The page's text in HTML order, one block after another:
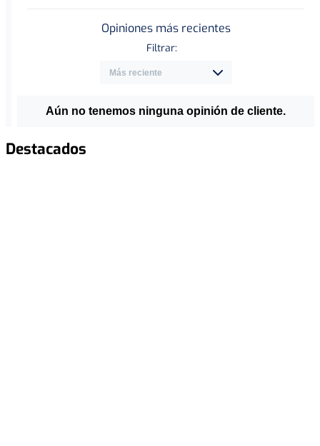
Opiniones más recientes
Filtrar:
Aún no tenemos ninguna opinión de cliente.
Destacados